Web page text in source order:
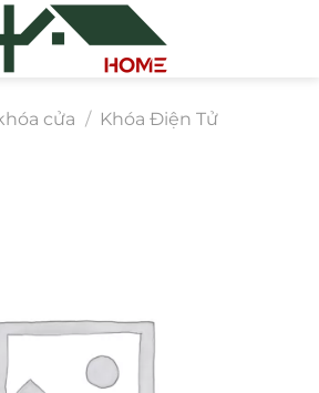
cửa / Khóa Điện Tử